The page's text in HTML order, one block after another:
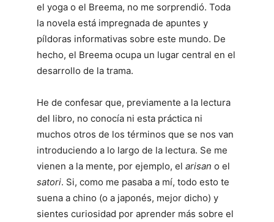
el yoga o el Breema, no me sorprendió. Toda
la novela está impregnada de apuntes y
píldoras informativas sobre este mundo. De
hecho, el Breema ocupa un lugar central en el
desarrollo de la trama.
He de confesar que, previamente a la lectura
del libro, no conocía ni esta práctica ni
muchos otros de los términos que se nos van
introduciendo a lo largo de la lectura. Se me
vienen a la mente, por ejemplo, el arisan o el
satori. Si, como me pasaba a mí, todo esto te
suena a chino (o a japonés, mejor dicho) y
sientes curiosidad por aprender más sobre el